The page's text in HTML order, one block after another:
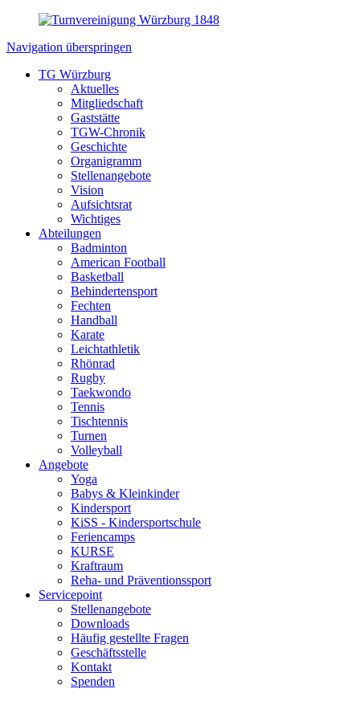
Navigation überspringen
TG Würzburg
Aktuelles
Mitgliedschaft
Gaststätte
TGW-Chronik
Geschichte
Organigramm
Stellenangebote
Vision
Aufsichtsrat
Wichtiges
Abteilungen
Badminton
American Football
Basketball
Behindertensport
Fechten
Handball
Karate
Leichtathletik
Rhönrad
Rugby
Taekwondo
Tennis
Tischtennis
Turnen
Volleyball
Angebote
Yoga
Babys & Kleinkinder
Kindersport
KiSS - Kindersportschule
Feriencamps
KURSE
Kraftraum
Reha- und Präventionssport
Servicepoint
Stellenangebote
Downloads
Häufig gestellte Fragen
Geschäftsstelle
Kontakt
Spenden